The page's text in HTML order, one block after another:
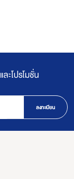
ะโปรโมชั่น
ลงทะเบียน